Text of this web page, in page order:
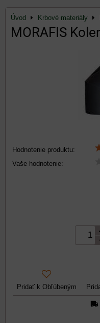
Úvod Krbové materiály
MORAFIS
Hodnotenie produktu:
Vaše hodnotenie:
Pridať k Obľúbeným